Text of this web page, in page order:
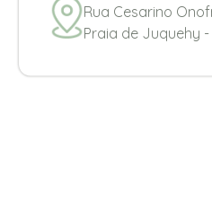
Rua Cesarino
Praia de Juquehy